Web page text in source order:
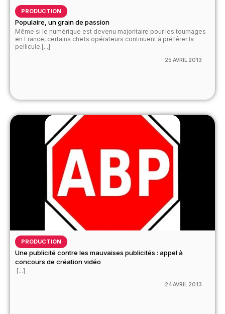
PRODUCTION
Populaire, un grain de passion
Même si le numérique est devenu majoritaire pour les tournages
en France, certains chefs opérateurs continuent à préférer la
pellicule.[...]
25 AVRIL 2013
PRODUCTION
Une publicité contre les mauvaises publicités : appel à
concours de création vidéo
[...]
24 AVRIL 2013